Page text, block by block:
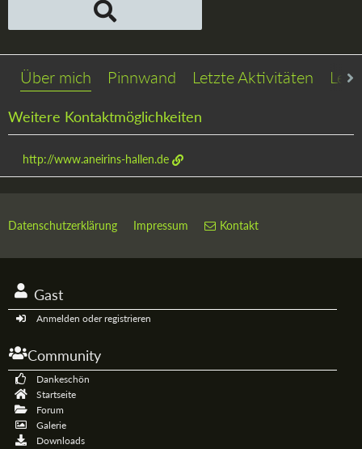
Über mich Pinnwand Letzte Aktivitäten
Weitere Kontaktmöglichkeiten
http://www.aneirins-hallen.de
Datenschutzerklärung Impressum Kontakt
Gast
Anmelden oder registrieren
Community
Dankeschön
Startseite
Forum
Galerie
Downloads